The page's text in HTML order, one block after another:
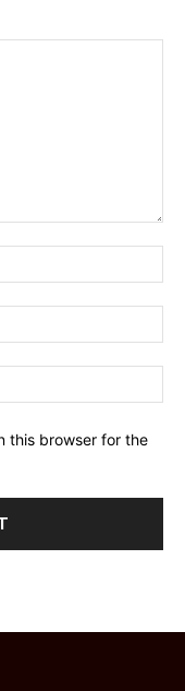
this browser for the